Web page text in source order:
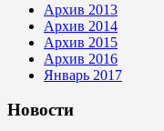
Архив 2013
Архив 2014
Архив 2015
Архив 2016
Январь 2017
Новости